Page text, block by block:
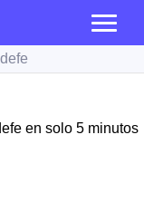
en solo 5 minutos